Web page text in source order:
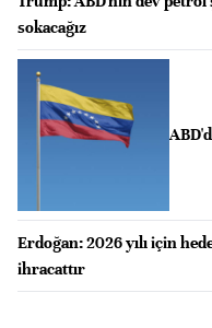
sokacağız
Erdoğan: 2026 yılı için
ihracattır